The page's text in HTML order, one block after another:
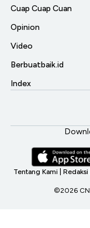
Cuap Cuap Cuan
Opinion
Video
Berbuatbaik.id
Index
Tentang Kami Redaksi
©2026